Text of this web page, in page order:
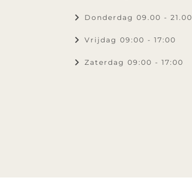
Donderdag 09.00 - 21.00
Vrijdag 09:00 - 17:00
Zaterdag 09:00 - 17:00